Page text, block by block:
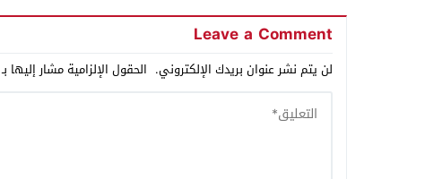
Leave a Comment
لن يتم نشر عنوان بريدك الإلكتروني. الحقول الإلزامية مشار إليها بـ